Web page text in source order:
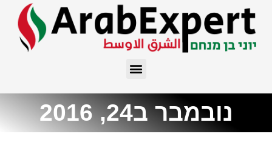
נובמבר ב24, 2016